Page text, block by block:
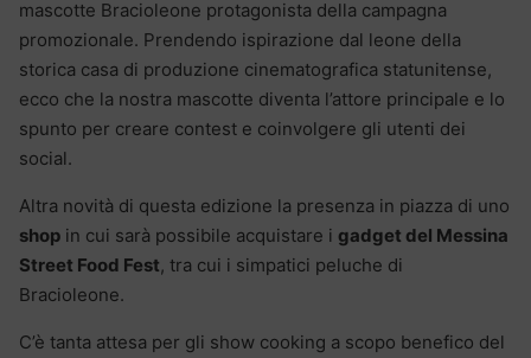
mascotte Bracioleone protagonista della campagna
promozionale. Prendendo ispirazione dal leone della
storica casa di produzione cinematografica statunitense,
ecco che la nostra mascotte diventa l’attore principale e lo
spunto per creare contest e coinvolgere gli utenti dei
social.
Altra novità di questa edizione la presenza in piazza di uno
shop in cui sarà possibile acquistare i gadget del Messina
Street Food Fest, tra cui i simpatici peluche di
Bracioleone.
C’è tanta attesa per gli show cooking a scopo benefico del